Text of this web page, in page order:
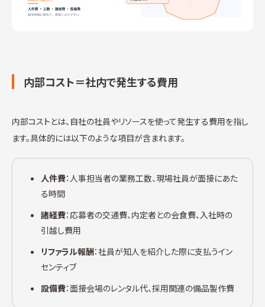
内部コスト＝社内で発生する費用
内部コストとは、自社の社員やリソースを使って発生する費用を指し
ます。具体的には以下のような項目が含まれます。
人件費：人事担当者の業務工数、現場社員が面接にあた
る時間
諸経費：応募者の交通費、内定者との会食費、入社時の
引越し費用
リファラル報酬：社員が知人を紹介した際に支払うイン
センティブ
設備費：面接会場のレンタル代、採用関連の備品製作費